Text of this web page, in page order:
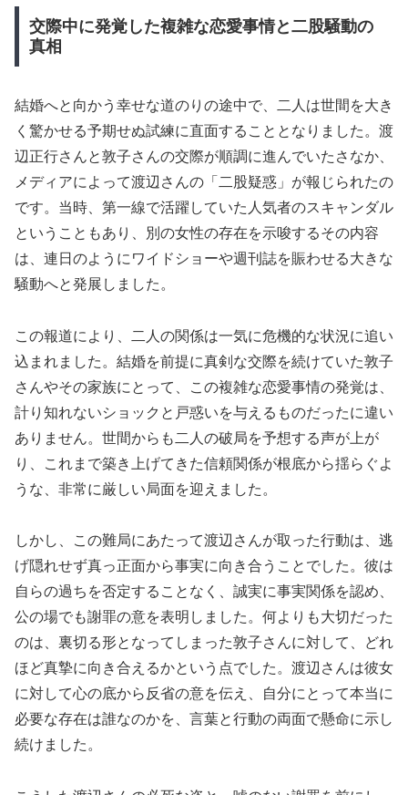
交際中に発覚した複雑な恋愛事情と二股騒動の
真相
結婚へと向かう幸せな道のりの途中で、二人は世間を大き
く驚かせる予期せぬ試練に直面することとなりました。渡
辺正行さんと敦子さんの交際が順調に進んでいたさなか、
メディアによって渡辺さんの「二股疑惑」が報じられたの
です。当時、第一線で活躍していた人気者のスキャンダル
ということもあり、別の女性の存在を示唆するその内容
は、連日のようにワイドショーや週刊誌を賑わせる大きな
騒動へと発展しました。
この報道により、二人の関係は一気に危機的な状況に追い
込まれました。結婚を前提に真剣な交際を続けていた敦子
さんやその家族にとって、この複雑な恋愛事情の発覚は、
計り知れないショックと戸惑いを与えるものだったに違い
ありません。世間からも二人の破局を予想する声が上が
り、これまで築き上げてきた信頼関係が根底から揺らぐよ
うな、非常に厳しい局面を迎えました。
しかし、この難局にあたって渡辺さんが取った行動は、逃
げ隠れせず真っ正面から事実に向き合うことでした。彼は
自らの過ちを否定することなく、誠実に事実関係を認め、
公の場でも謝罪の意を表明しました。何よりも大切だった
のは、裏切る形となってしまった敦子さんに対して、どれ
ほど真摯に向き合えるかという点でした。渡辺さんは彼女
に対して心の底から反省の意を伝え、自分にとって本当に
必要な存在は誰なのかを、言葉と行動の両面で懸命に示し
続けました。